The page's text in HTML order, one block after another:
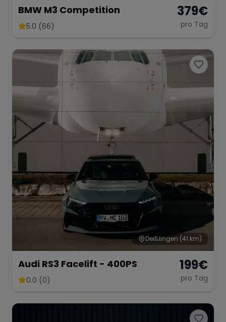
BMW M3 Competition
5.0 (66)
379€
pro Tag
Deißlingen (41 km)
Audi RS3 Facelift - 400PS
0.0 (0)
199€
pro Tag